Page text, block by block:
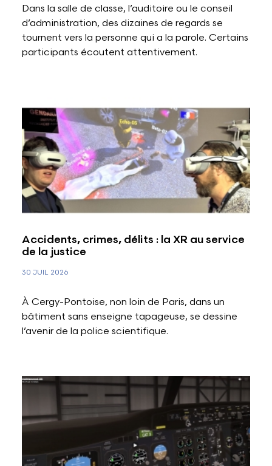
Dans la salle de classe, l’auditoire ou le conseil
d’administration, des dizaines de regards se
tournent vers la personne qui a la parole. Certains
participants écoutent attentivement.
Accidents, crimes, délits : la XR au service
de la justice
30 JUIL 2026
À Cergy-Pontoise, non loin de Paris, dans un
bâtiment sans enseigne tapageuse, se dessine
l’avenir de la police scientifique.